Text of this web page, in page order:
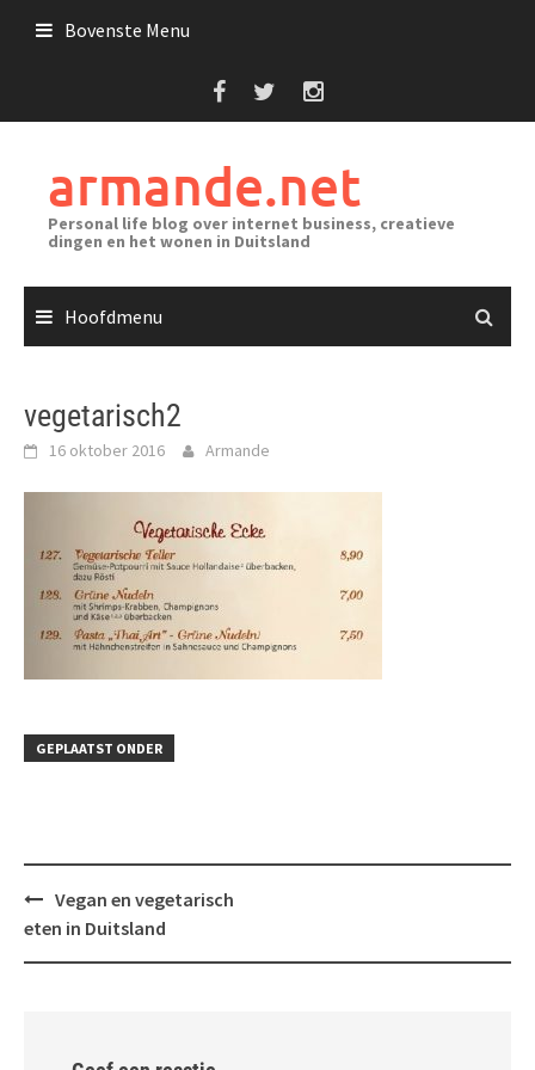
Bovenste Menu
armande.net
Personal life blog over internet business, creatieve
dingen en het wonen in Duitsland
Hoofdmenu
vegetarisch2
16 oktober 2016 Armande
GEPLAATST ONDER
Bericht
navigatie
Vegan en vegetarisch
eten in Duitsland